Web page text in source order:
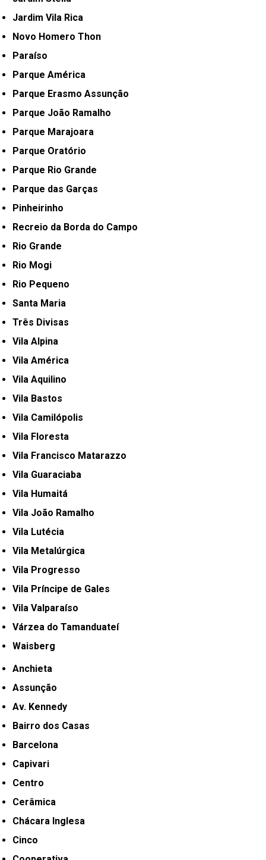
Jardim Vila Rica
Novo Homero Thon
Paraíso
Parque América
Parque Erasmo Assunção
Parque João Ramalho
Parque Marajoara
Parque Oratório
Parque Rio Grande
Parque das Garças
Pinheirinho
Recreio da Borda do Campo
Rio Grande
Rio Mogi
Rio Pequeno
Santa Maria
Três Divisas
Vila Alpina
Vila América
Vila Aquilino
Vila Bastos
Vila Camilópolis
Vila Floresta
Vila Francisco Matarazzo
Vila Guaraciaba
Vila Humaitá
Vila João Ramalho
Vila Lutécia
Vila Metalúrgica
Vila Progresso
Vila Príncipe de Gales
Vila Valparaíso
Várzea do Tamanduateí
Waisberg
Anchieta
Assunção
Av. Kennedy
Bairro dos Casas
Barcelona
Capivari
Centro
Cerâmica
Chácara Inglesa
Cinco